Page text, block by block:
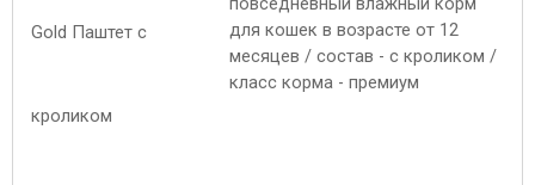
для кошек в возрасте от 12
месяцев / состав - с кроликом /
класс корма - премиум